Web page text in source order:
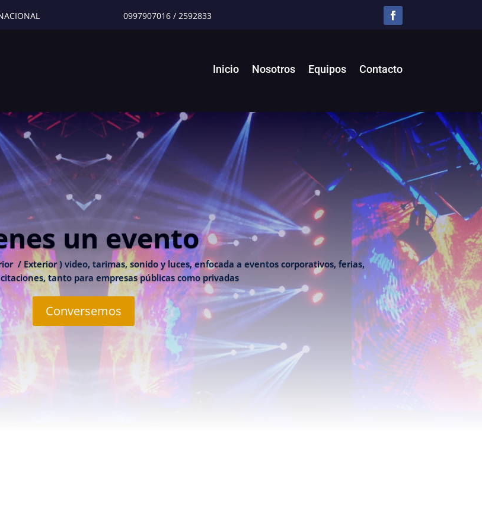
0997907016 /2592833
Inicio Nosotros Equipos Contacto
un evento
/ Exterior ) video, tarimas, sonido y luces, enfocada a eventos corporativos, ferias,
tanto para empresas públicas como privadas
Conversemos